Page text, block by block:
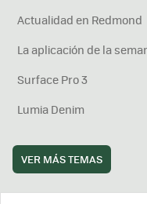
Actualidad en Redmond
La aplicación de la
Surface Pro 3
Lumia Denim
VER MÁS TEMAS